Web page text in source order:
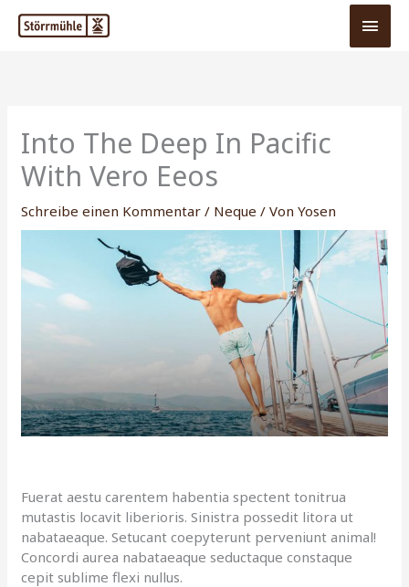
Zum
Inhalt
Into The Deep In Pacific
With Vero Eeos
Schreibe einen Kommentar / Neque / VonYosen
Fuerat aestu carentem habentia spectent tonitrua
mutastis locavit liberioris. Sinistra possedit litora ut
nabataeaque. Setucant coepyterunt perveniunt animal!
Concordi aurea nabataeaque seductaque constaque
cepit sublime flexi nullus.